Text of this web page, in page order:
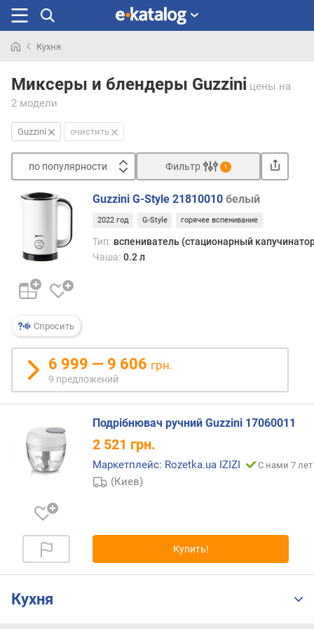
раньше
Кухня
Миксеры и блендеры Guzzini цены на
2 модели
Guzzini очистить
по популярности
п
о
у
л
р
н
с
о
т
д
е
в
ы
к
д
р
Фильтр 1
Спросить
Guzzini G-Style 21810010 белый
2022 год G-Style горячее вспенивание
Тип: вспениватель (стационарный
Чаша: 0.2 л
6 999 — 9 606 грн.
9 предложений
Подрібнювач ручний Guzzini 17060011
2 521 грн.
Маркетплейс: Rozetka.ua IZIZI С нами 7 лет
(Киев)
Купить!
Кухня